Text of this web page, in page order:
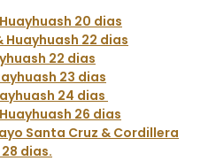
20 dias
Huayhuash 22 dias
22 dias
23 dias
24 dias
26 dias
Santa Cruz & Cordillera
dias.